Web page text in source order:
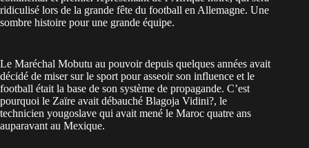
ridiculisé lors de la grande fête du football en Allemagne. Une
sombre histoire pour une grande équipe.
Le Maréchal Mobutu au pouvoir depuis quelques années avait
décidé de miser sur le sport pour asseoir son influence et le
football était la base de son système de propagande. C’est
pourquoi le Zaïre avait débauché Blagoja Vidini?, le
technicien yougoslave qui avait mené le Maroc quatre ans
auparavant au Mexique.